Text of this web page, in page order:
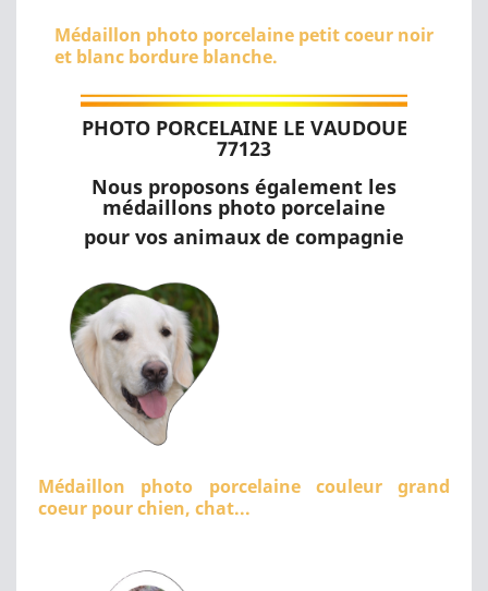
Médaillon photo porcelaine petit coeur noir
et blanc bordure blanche.
PHOTO PORCELAINE LE VAUDOUE
77123
Nous proposons également les
médaillons photo porcelaine
pour vos animaux de compagnie
Médaillon photo porcelaine couleur grand
coeur pour chien, chat...